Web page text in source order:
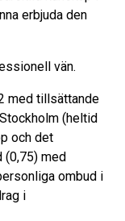
erbjuda den
vän.
med tillsättande
(heltid
och det
(0,75) med
ombud i
i